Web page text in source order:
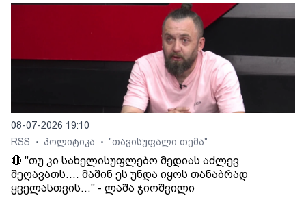
08-07-2026 19:10
RSS
• პოლიტიკა • "თავისუფალი თემა"
🔴 "თუ კი სახელისუფლებო მედიას აძლევ
შეღავათს.... მაშინ ეს უნდა იყოს თანაბრად
ყველასთვის..." - ლაშა ჯიოშვილი